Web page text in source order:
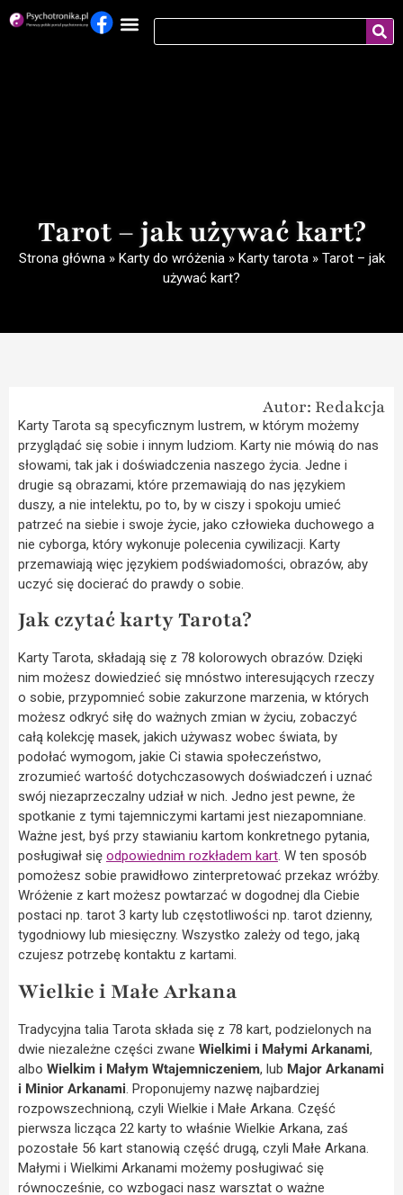
Tarot – jak używać kart?
Strona główna» Karty do wróżenia» Karty tarota» Tarot – jak
używać kart?
Autor: Redakcja
Karty Tarota są specyficznym lustrem, w którym możemy
przyglądać się sobie i innym ludziom. Karty nie mówią do nas
słowami, tak jak i doświadczenia naszego życia. Jedne i
drugie są obrazami, które przemawiają do nas językiem
duszy, a nie intelektu, po to, by w ciszy i spokoju umieć
patrzeć na siebie i swoje życie, jako człowieka duchowego a
nie cyborga, który wykonuje polecenia cywilizacji. Karty
przemawiają więc językiem podświadomości, obrazów, aby
uczyć się docierać do prawdy o sobie.
Jak czytać karty Tarota?
Karty Tarota, składają się z 78 kolorowych obrazów. Dzięki
nim możesz dowiedzieć się mnóstwo interesujących rzeczy
o sobie, przypomnieć sobie zakurzone marzenia, w których
możesz odkryć siłę do ważnych zmian w życiu, zobaczyć
całą kolekcję masek, jakich używasz wobec świata, by
podołać wymogom, jakie Ci stawia społeczeństwo,
zrozumieć wartość dotychczasowych doświadczeń i uznać
swój niezaprzeczalny udział w nich. Jedno jest pewne, że
spotkanie z tymi tajemniczymi kartami jest niezapomniane.
Ważne jest, byś przy stawianiu kartom konkretnego pytania,
posługiwał się odpowiednim rozkładem kart. W ten sposób
pomożesz sobie prawidłowo zinterpretować przekaz wróżby.
Wróżenie z kart możesz powtarzać w dogodnej dla Ciebie
postaci np. tarot 3 karty lub częstotliwości np. tarot dzienny,
tygodniowy lub miesięczny. Wszystko zależy od tego, jaką
czujesz potrzebę kontaktu z kartami.
Wielkie i Małe Arkana
Tradycyjna talia Tarota składa się z 78 kart, podzielonych na
dwie niezależne części zwane Wielkimi i Małymi Arkanami,
albo Wielkim i Małym Wtajemniczeniem, lub Major Arkanami
i Minior Arkanami. Proponujemy nazwę najbardziej
rozpowszechnioną, czyli Wielkie i Małe Arkana. Część
pierwsza licząca 22 karty to właśnie Wielkie Arkana, zaś
pozostałe 56 kart stanowią część drugą, czyli Małe Arkana.
Małymi i Wielkimi Arkanami możemy posługiwać się
równocześnie, co wzbogaci nasz warsztat o ważne